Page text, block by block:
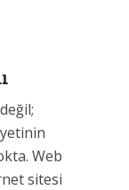
Web
sitesi